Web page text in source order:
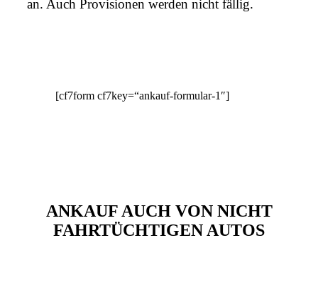
an. Auch Provisionen werden nicht fällig.
[cf7form cf7key=“ankauf-formular-1″]
ANKAUF AUCH VON NICHT
FAHRTÜCHTIGEN AUTOS